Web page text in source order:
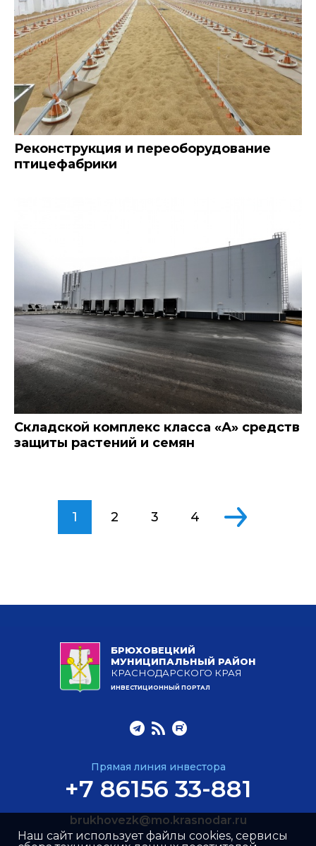
Реконструкция и переоборудование
птицефабрики
Складской комплекс класса «А» средств
защиты растений и семян
1 2 3 4
БРЮХОВЕЦКИЙ
МУНИЦИПАЛЬНЫЙ РАЙОН
КРАСНОДАРСКОГО КРАЯ
ИНВЕСТИЦИОННЫЙ ПОРТАЛ
Прямая линия инвестора
+7 86156 33-881
brukhovezk@mo.krasnodar.ru
Наш сайт использует файлы cookies, сервисы